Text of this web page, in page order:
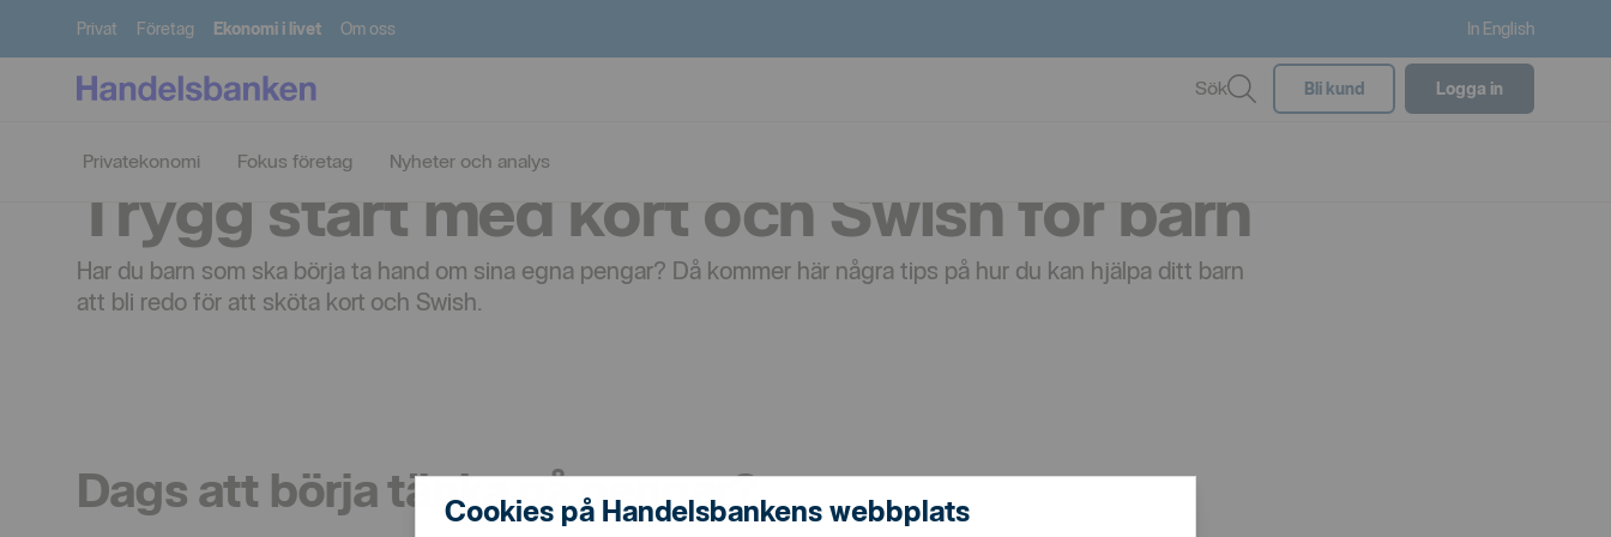
Cookies på Handelsbankens webbplats
Privat Företag Ekonomi i livet Om oss In English
Sök Bli kund Logga in
Privatekonomi Fokus företag Nyheter och analys
Trygg start med kort och Swish för barn
Har du barn som ska börja ta hand om sina egna pengar? Då kommer här några tips på hur du kan hjälpa ditt barn
att bli redo för att sköta kort och Swish.
Dags att börja tänka på pengar?